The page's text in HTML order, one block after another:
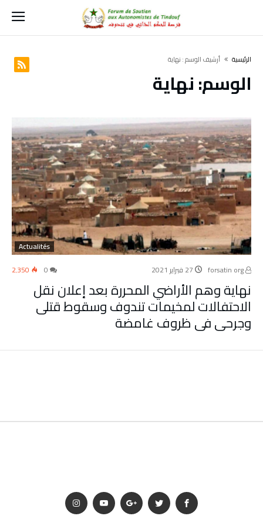
‫الرئيسية‬ ‫أرشيف الوسم :‬ نهاية
الوسم:نهاية
Actualités
27 فبراير 2021 2٬350
نهاية وهم الأراضي المحررة بعد إعلان نقل
الاحتفالات لمخيمات تندوف وسقوط قتلى
وجرحى في ظروف غامضة